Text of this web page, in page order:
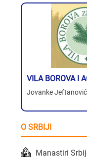
VILA BOROVA I
Jovanke
O SRBIJI
Manastiri